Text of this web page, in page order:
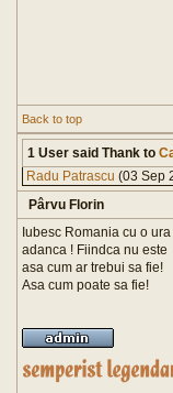
Back to top
1 User said Thank to
Radu Patrascu (03 Sep
Pârvu Florin
Iubesc Romania cu o ura
adanca ! Fiindca nu este
asa cum ar trebui sa fie!
Asa cum poate sa fie!